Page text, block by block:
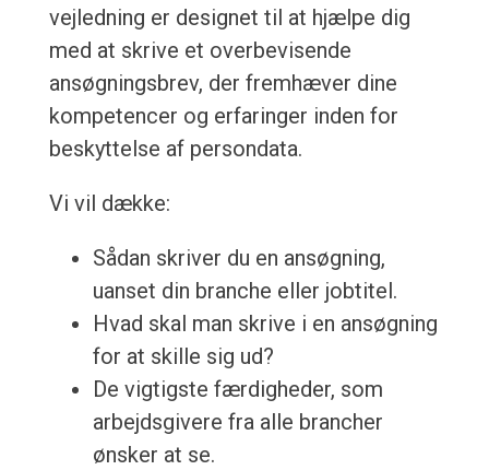
vejledning er designet til at hjælpe dig
med at skrive et overbevisende
ansøgningsbrev, der fremhæver dine
kompetencer og erfaringer inden for
beskyttelse af persondata.
Vi vil dække:
Sådan skriver du en ansøgning,
uanset din branche eller jobtitel.
Hvad skal man skrive i en ansøgning
for at skille sig ud?
De vigtigste færdigheder, som
arbejdsgivere fra alle brancher
ønsker at se.